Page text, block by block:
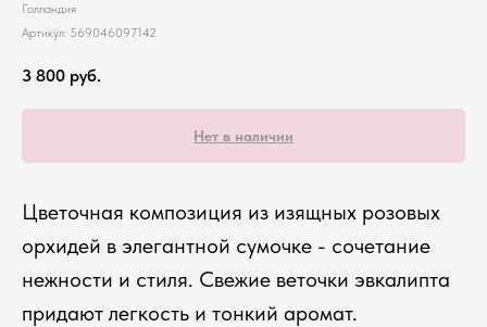
Голландия
Артикул: 569046097142
3 800 руб.
Нет в наличии
Цветочная композиция из изящных розовых
орхидей в элегантной сумочке - сочетание
нежности и стиля. Свежие веточки эвкалипта
придают легкость и тонкий аромат.